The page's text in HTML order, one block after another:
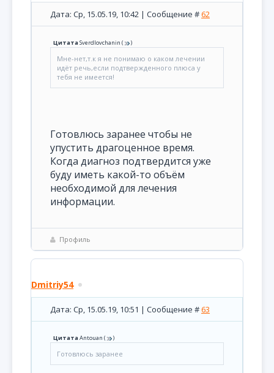
Дата: Ср, 15.05.19, 10:42 | Сообщение #62
ЦитатаSverdlovchanin ( )
Мне-нет,т.к я не понимаю о каком лечении
идёт речь,если подтвержденного плюса у
тебя не имеется!
Готовлюсь заранее чтобы не
упустить драгоценное время.
Когда диагноз подтвердится уже
буду иметь какой-то объём
необходимой для лечения
информации.
Профиль
Dmitriy54
Дата: Ср, 15.05.19, 10:51 | Сообщение #63
ЦитатаAntouan ( )
Готовлюсь заранее